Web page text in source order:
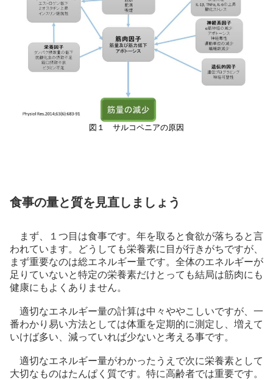
図１ サルコペニアの原因
食事の量と質を見直しましょう
まず、１つ目は食事です。年を取ると食欲が落ちると言
われています。どうしても栄養素に目が行きがちですが、
まず重要なのは総エネルギー量です。全体のエネルギーが
足りていないと特定の栄養素だけとっても結局は筋肉にも
健康にもよくありません。
適切なエネルギー量の計算は中々ややこしいですが、一
番わかり易い方法としては体重を定期的に測定し、増えて
いけば多い、減っていれば少ないと考える事です。
適切なエネルギー量がわかったうえで次に栄養素として
大切なものはたんぱく質です。特に高齢者では重要です。